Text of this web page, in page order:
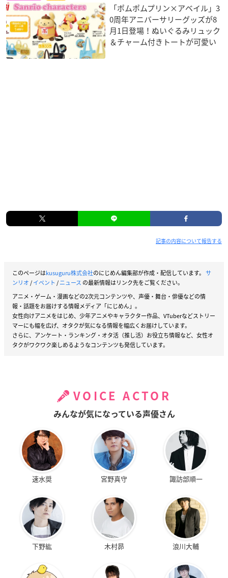
「ポムポムプリン×アベイル」3
0周年アニバーサリーグッズが8
月1日登場！ぬいぐるみリュック
＆チャーム付きトートが可愛い
記事の内容について報告する
このページはkusuguru株式会社のにじめん編集部が作成・配信しています。 サ
ンリオ/イベント /ニュース の最新情報はリンク先をご覧ください。
アニメ・ゲーム・漫画などの2次元コンテンツや、声優・舞台・俳優などの情
報・話題をお届けする情報メディア「にじめん」。
女性向けアニメをはじめ、少年アニメやキャラクター作品、VTuberなどストリー
マーにも幅を広げ、オタクが気になる情報を幅広くお届けしています。
さらに、アンケート・ランキング・オタ活（推し活）お役立ち情報など、女性オ
タクがワクワク楽しめるようなコンテンツも発信しています。
VOICE ACTOR
みんなが気になっている声優さん
速水奨 宮野真守 諏訪部順一
下野紘 木村昴 浪川大輔